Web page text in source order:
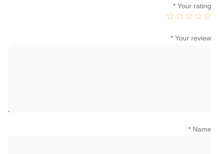
Your rating
*
Your review
*
Name
*